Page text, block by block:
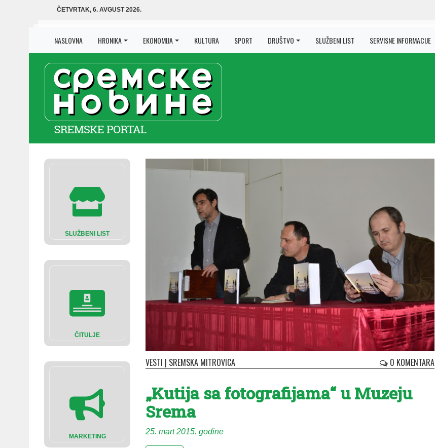
ČETVRTAK, 6. AVGUST 2026.
NASLOVNA HRONIKA EKONOMIJA KULTURA SPORT DRUŠTVO SLUŽBENI LIST SERVISNE INFORMACIJE
SLUŽBENI LIST
ČITULJE
MARKETING
VESTI | SREMSKA MITROVICA 0 KOMENTARA
„Kutija sa fotografijama“ u Muzeju
Srema
25. mart 2015. godine